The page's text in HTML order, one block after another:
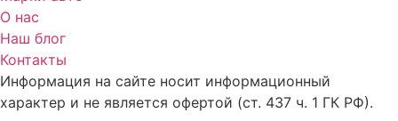
О нас
Наш блог
Контакты
Информация на сайте носит информационный
характер и не является офертой (ст. 437 ч. 1 ГК РФ).